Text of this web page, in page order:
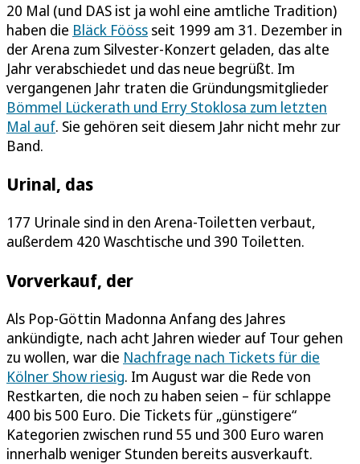
20 Mal (und DAS ist ja wohl eine amtliche Tradition)
haben die Bläck Fööss seit 1999 am 31. Dezember in
der Arena zum Silvester-Konzert geladen, das alte
Jahr verabschiedet und das neue begrüßt. Im
vergangenen Jahr traten die Gründungsmitglieder
Bömmel Lückerath und Erry Stoklosa zum letzten
Mal auf. Sie gehören seit diesem Jahr nicht mehr zur
Band.
Urinal, das
177 Urinale sind in den Arena-Toiletten verbaut,
außerdem 420 Waschtische und 390 Toiletten.
Vorverkauf, der
Als Pop-Göttin Madonna Anfang des Jahres
ankündigte, nach acht Jahren wieder auf Tour gehen
zu wollen, war die Nachfrage nach Tickets für die
Kölner Show riesig. Im August war die Rede von
Restkarten, die noch zu haben seien – für schlappe
400 bis 500 Euro. Die Tickets für „günstigere“
Kategorien zwischen rund 55 und 300 Euro waren
innerhalb weniger Stunden bereits ausverkauft.